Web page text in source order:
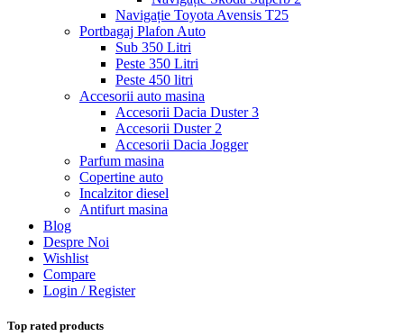
Navigație Toyota Avensis T25
Portbagaj Plafon Auto
Sub 350 Litri
Peste 350 Litri
Peste 450 litri
Accesorii auto masina
Accesorii Dacia Duster 3
Accesorii Duster 2
Accesorii Dacia Jogger
Parfum masina
Copertine auto
Incalzitor diesel
Antifurt masina
Blog
Despre Noi
Wishlist
Compare
Login / Register
Top rated products